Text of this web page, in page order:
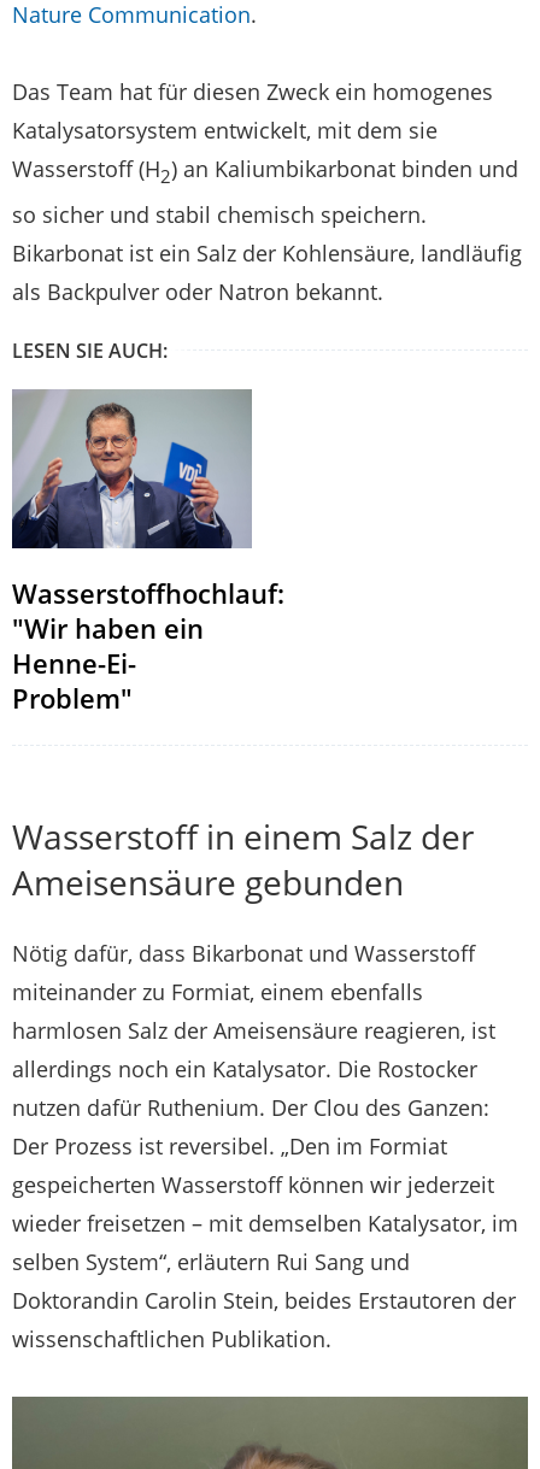
Nature Communication.
Das Team hat für diesen Zweck ein homogenes
Katalysatorsystem entwickelt, mit dem sie
Wasserstoff (H2) an Kaliumbikarbonat binden und
so sicher und stabil chemisch speichern.
Bikarbonat ist ein Salz der Kohlensäure, landläufig
als Backpulver oder Natron bekannt.
LESEN SIE AUCH:
Wasserstoffhochlauf:
"Wir haben ein
Henne-Ei-
Problem"
Wasserstoff in einem Salz der
Ameisensäure gebunden
Nötig dafür, dass Bikarbonat und Wasserstoff
miteinander zu Formiat, einem ebenfalls
harmlosen Salz der Ameisensäure reagieren, ist
allerdings noch ein Katalysator. Die Rostocker
nutzen dafür Ruthenium. Der Clou des Ganzen:
Der Prozess ist reversibel. „Den im Formiat
gespeicherten Wasserstoff können wir jederzeit
wieder freisetzen – mit demselben Katalysator, im
selben System“, erläutern Rui Sang und
Doktorandin Carolin Stein, beides Erstautoren der
wissenschaftlichen Publikation.